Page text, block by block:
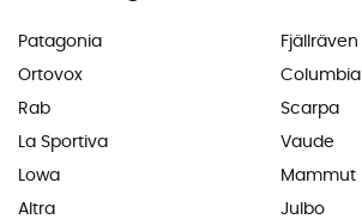
Patagonia
Ortovox
Rab
La Sportiva
Lowa
Altra
Fjällräven
Columbia
Scarpa
Vaude
Mammut
Julbo